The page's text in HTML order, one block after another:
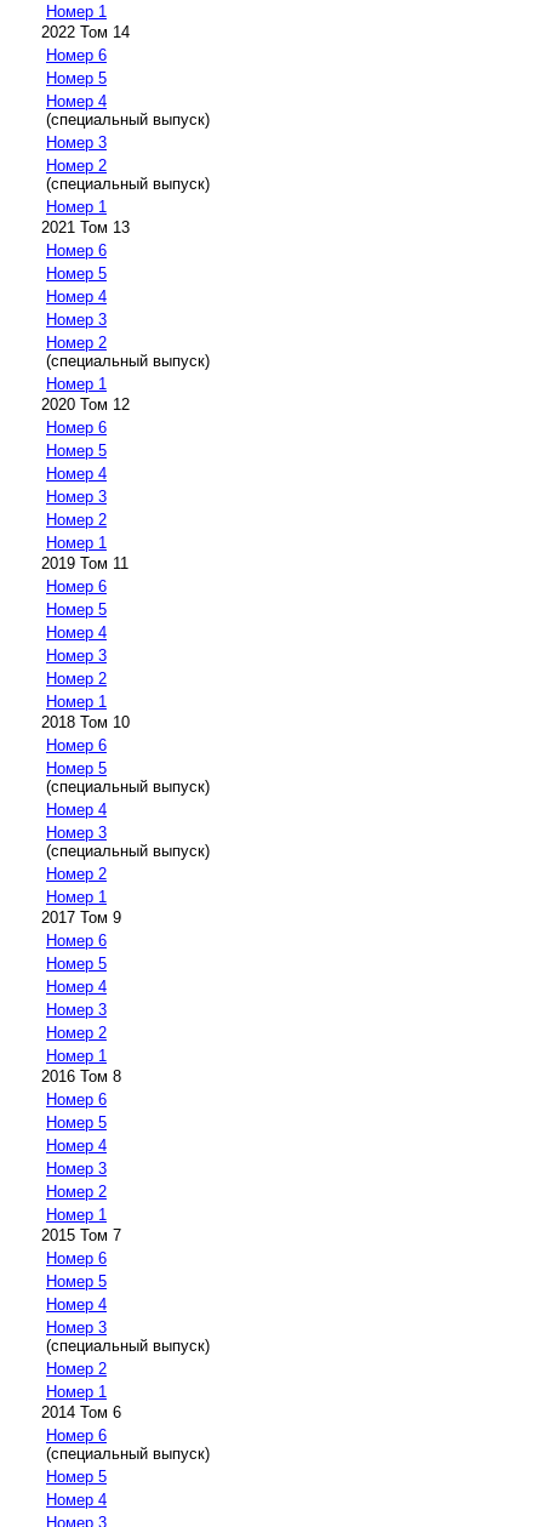
Номер 1
2022 Том 14
Номер 6
Номер 5
Номер 4
(специальный выпуск)
Номер 3
Номер 2
(специальный выпуск)
Номер 1
2021 Том 13
Номер 6
Номер 5
Номер 4
Номер 3
Номер 2
(специальный выпуск)
Номер 1
2020 Том 12
Номер 6
Номер 5
Номер 4
Номер 3
Номер 2
Номер 1
2019 Том 11
Номер 6
Номер 5
Номер 4
Номер 3
Номер 2
Номер 1
2018 Том 10
Номер 6
Номер 5
(специальный выпуск)
Номер 4
Номер 3
(специальный выпуск)
Номер 2
Номер 1
2017 Том 9
Номер 6
Номер 5
Номер 4
Номер 3
Номер 2
Номер 1
2016 Том 8
Номер 6
Номер 5
Номер 4
Номер 3
Номер 2
Номер 1
2015 Том 7
Номер 6
Номер 5
Номер 4
Номер 3
(специальный выпуск)
Номер 2
Номер 1
2014 Том 6
Номер 6
(специальный выпуск)
Номер 5
Номер 4
Номер 3